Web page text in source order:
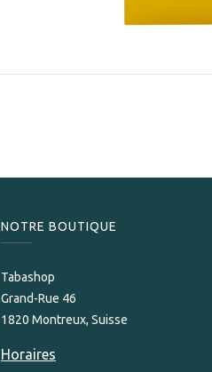
NOTRE BOUTIQUE
Tabashop
Grand-Rue 46
1820 Montreux, Suisse
Horaires